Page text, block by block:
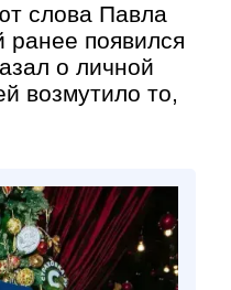
слова Павла
ранее появился
о личной
возмутило то,